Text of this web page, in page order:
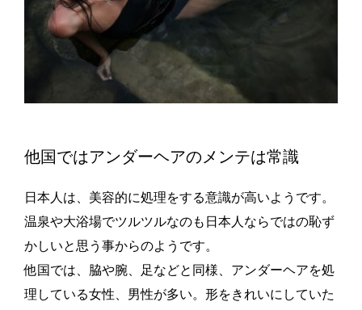
他国ではアンダーヘアのメンテは常識
日本人は、美容的に処理をする意識が高いようです。
温泉や大浴場でツルツルなのも日本人ならではの恥ず
かしいと思う事からのようです。
他国では、脇や腕、足などと同様、アンダーヘアを処
理している女性、男性が多い。形をきれいにしていた